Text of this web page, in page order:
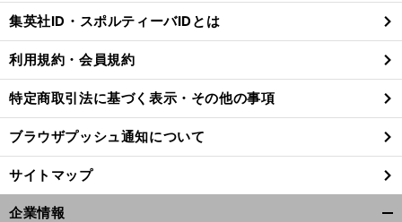
る
集英社ID・スポルティーバIDとは
利用規約・会員規約
特定商取引法に基づく表示・その他の事項
ブラウザプッシュ通知について
サイトマップ
企業情報